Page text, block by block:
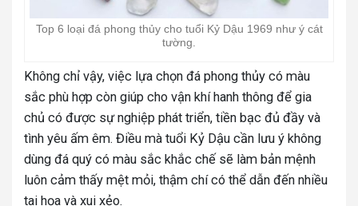
Top 6 loại đá phong thủy cho tuổi Kỷ Dậu 1969 như ý cát
tường.
Không chỉ vậy, việc lựa chọn đá phong thủy có màu
sắc phù hợp còn giúp cho vận khí hanh thông để gia
chủ có được sự nghiệp phát triển, tiền bạc đủ đầy và
tình yêu ấm êm. Điều mà tuổi Kỷ Dậu cần lưu ý không
dùng đá quý có màu sắc khắc chế sẽ làm bản mệnh
luôn cảm thấy mệt mỏi, thậm chí có thể dẫn đến nhiều
tai họa và xui xẻo.